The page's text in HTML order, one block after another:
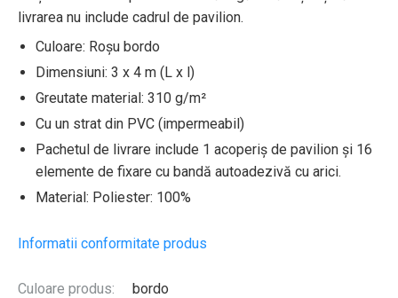
livrarea nu include cadrul de pavilion.
Culoare: Roșu bordo
Dimensiuni: 3 x 4 m (L x l)
Greutate material: 310 g/m²
Cu un strat din PVC (impermeabil)
Pachetul de livrare include 1 acoperiș de pavilion și 16
elemente de fixare cu bandă autoadezivă cu arici.
Material: Poliester: 100%
Informatii conformitate produs
Culoare produs:
bordo